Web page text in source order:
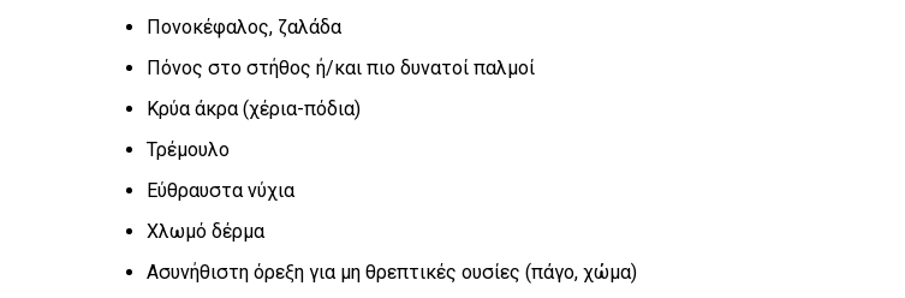
Πονοκέφαλος, ζαλάδα
Πόνος στο στήθος ή/και πιο δυνατοί παλμοί
Κρύα άκρα (χέρια-πόδια)
Τρέμουλο
Εύθραυστα νύχια
Χλωμό δέρμα
Ασυνήθιστη όρεξη για μη θρεπτικές ουσίες (πάγο, χώμα)